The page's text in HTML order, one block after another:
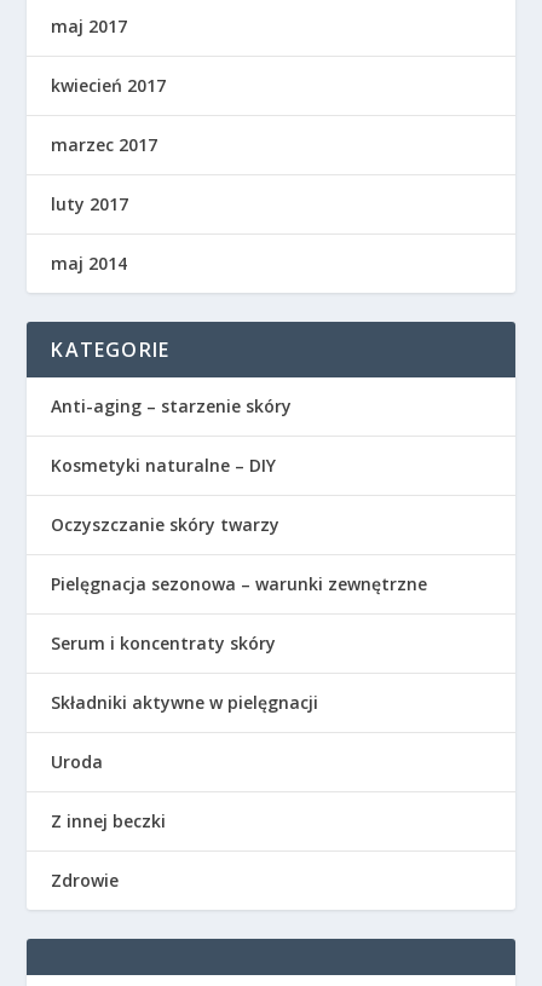
maj 2017
kwiecień 2017
marzec 2017
luty 2017
maj 2014
KATEGORIE
Anti-aging – starzenie skóry
Kosmetyki naturalne – DIY
Oczyszczanie skóry twarzy
Pielęgnacja sezonowa – warunki zewnętrzne
Serum i koncentraty skóry
Składniki aktywne w pielęgnacji
Uroda
Z innej beczki
Zdrowie